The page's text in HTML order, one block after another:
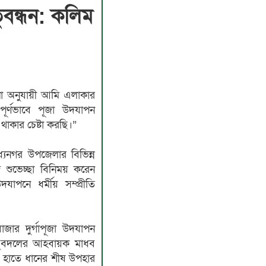
কলিম
অনুযায়ী আমি এলাকার
পূজা উদযাপন
চেষ্টা করছি।”
উপজেলার বিভিন্ন
শুভেচ্ছা বিনিময় করেন
ধর্মীয় সম্প্রীতি
দুর্গাপূজা উদযাপন
আহবায়ক মাধব
ধানের শীষ উপহার